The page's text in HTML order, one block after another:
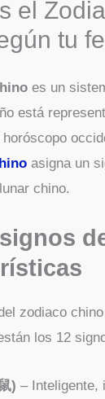
el
tu
es un
está
asigna un
chino.
zodiaco
los 12
) – Inteligente,